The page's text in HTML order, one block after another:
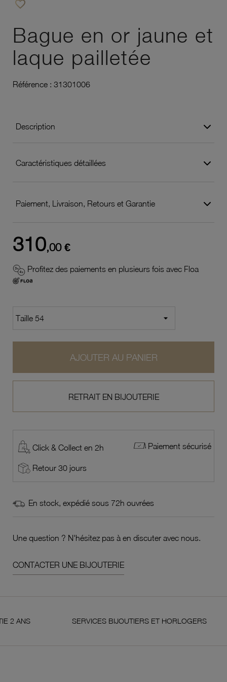
favorite_border
Bague en or jaune et
laque pailletée
Référence : 31301006
Description
Caractéristiques détaillées
Paiement, Livraison, Retours et Garantie
310,00 €
Profitez des paiements en plusieurs fois avec Floa
AJOUTER AU PANIER
RETRAIT EN BIJOUTERIE
Click & Collect en 2h Paiement sécurisé
Retour 30 jours
En stock, expédié sous 72h ouvrées
Une question ? N'hésitez pas à en discuter avec nous.
CONTACTER UNE BIJOUTERIE
SERVICES BIJOUTIERS ET HORLOGERS